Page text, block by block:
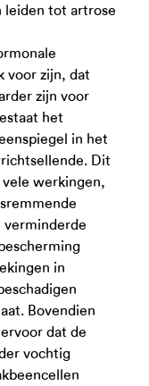
leiden tot artrose
voor zijn, dat
zijn voor
het
in het
Dit
werkingen,
in
Bovendien
dat de
vochtig